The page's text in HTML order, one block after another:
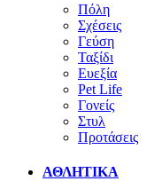
Πόλη
Σχέσεις
Γεύση
Ταξίδι
Ευεξία
Pet Life
Γονείς
Στυλ
Προτάσεις
ΑΘΛΗΤΙΚΑ